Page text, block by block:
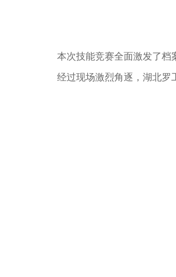
本次技能竞赛全面激发了
经过现场激烈角逐，湖北罗